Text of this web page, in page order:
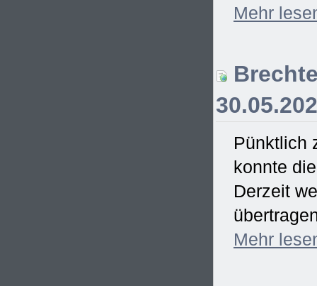
Mehr
Pünktlich
konnte
Derzeit
Mehr